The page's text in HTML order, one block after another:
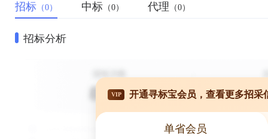
招标 （0） 中标 （0） 代理 （0）
招标分析
VIP 开通寻标宝会员，查看更多招采
单省会员